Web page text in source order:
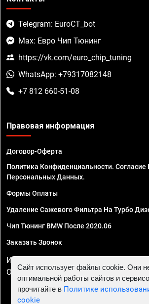
Telegram: EuroCT_bot
Max: Евро Чип Тюнинг
https://vk.com/euro_chip_tuning
WhatsApp: +79317082148
+7 812 660-51-08
Правовая информация
Договор-Оферта
Политика Конфиденциальности. Согласие
Персональных Данных.
Формы Оплаты
Удаление Сажевого Фильтра На Турбо
Чип Тюнинг BMW После 2020.06
Заказать Звонок
ИП Смирнов Георгий Павлович. ИНН
ОГРНИП 324470400032610
Сайт использует файлы cookie. Они
оптимальной работы сайтов и
прочитайте в Политике
cookie